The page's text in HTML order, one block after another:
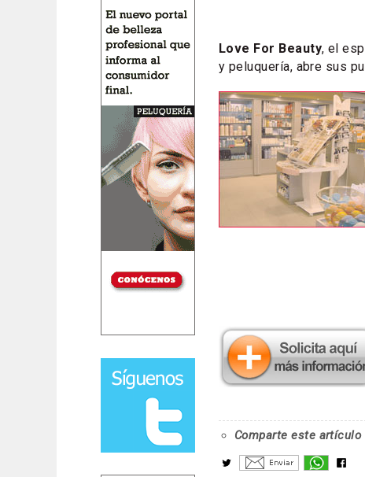
Love For Beauty, el
y peluquería, abre sus
Comparte este artículo